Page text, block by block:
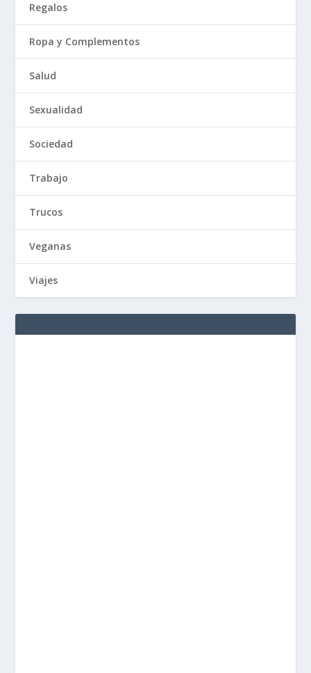
Regalos
Ropa y Complementos
Salud
Sexualidad
Sociedad
Trabajo
Trucos
Veganas
Viajes